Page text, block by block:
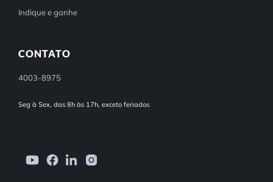
Indique e ganhe
CONTATO
4003-8975
Seg à Sex, das 8h às 17h, exceto feriados